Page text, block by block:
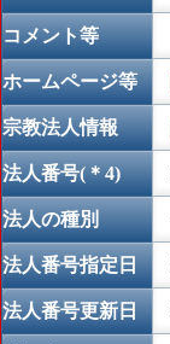
コメント等
ホームページ等
宗教法人情報
法人番号(＊4)
法人の種別
法人番号指定日
法人番号更新日